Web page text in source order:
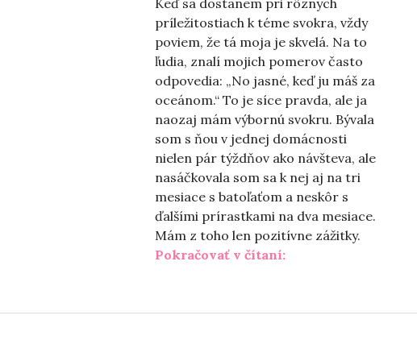
príležitostiach k téme svokra, vždy
poviem, že tá moja je skvelá. Na to
ľudia, znalí mojich pomerov často
odpovedia: „No jasné, keď ju máš za
oceánom.“ To je síce pravda, ale ja
naozaj mám výbornú svokru. Bývala
som s ňou v jednej domácnosti
nielen pár týždňov ako návšteva, ale
nasáčkovala som sa k nej aj na tri
mesiace s batoľaťom a neskôr s
ďalšími prírastkami na dva mesiace.
Mám z toho len pozitívne zážitky.
Pokračovať v čítaní:„O svokrách a